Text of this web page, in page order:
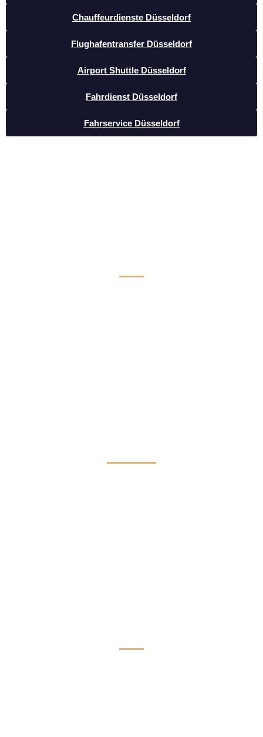
Chauffeurdienste Düsseldorf
Flughafentransfer Düsseldorf
Airport Shuttle Düsseldorf
Fahrdienst Düsseldorf
Fahrservice Düsseldorf